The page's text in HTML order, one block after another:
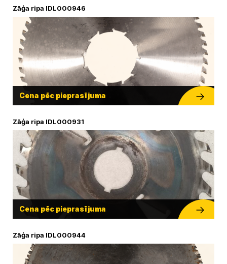
Zāģa ripa IDL000946
Cena pēc pieprasījuma
Zāģa ripa IDL000931
Cena pēc pieprasījuma
Zāģa ripa IDL000944